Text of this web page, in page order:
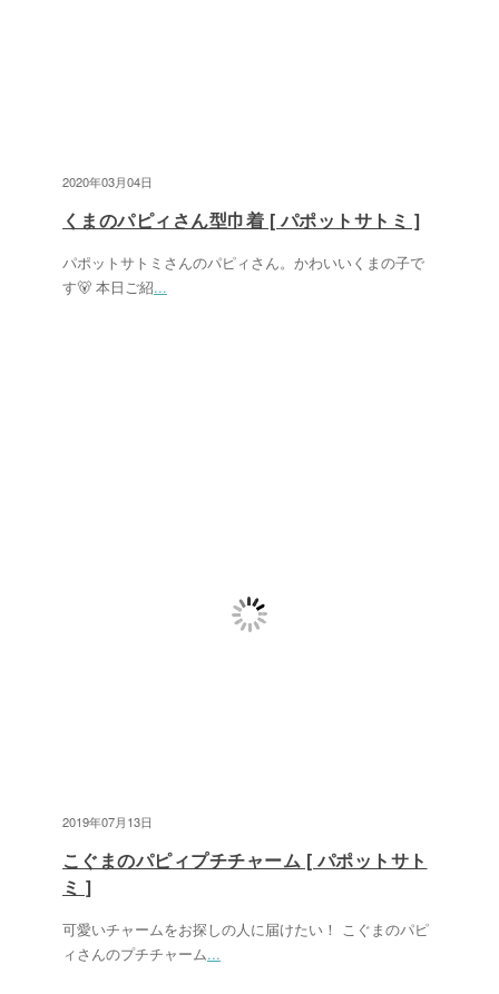
2020年03月04日
くまのパピィさん型巾着 [ パポットサトミ ]
パポットサトミさんのパピィさん。かわいいくまの子で
す🐻 本日ご紹...
2019年07月13日
こぐまのパピィプチチャーム [ パポットサト
ミ ]
可愛いチャームをお探しの人に届けたい！ こぐまのパピ
ィさんのプチチャーム...